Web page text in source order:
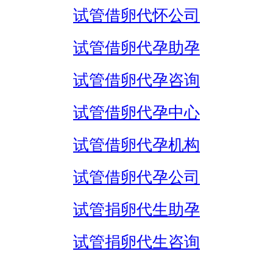
试管借卵代怀公司
试管借卵代孕助孕
试管借卵代孕咨询
试管借卵代孕中心
试管借卵代孕机构
试管借卵代孕公司
试管捐卵代生助孕
试管捐卵代生咨询